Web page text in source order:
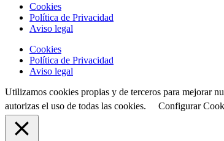
Cookies
Política de Privacidad
Aviso legal
Cookies
Política de Privacidad
Aviso legal
Utilizamos cookies propias y de terceros para mejorar
autorizas el uso de todas las cookies.
Configurar